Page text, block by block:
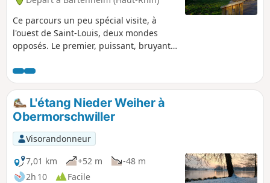
Ce parcours un peu spécial visite, à
l'ouest de Saint-Louis, deux mondes
opposés. Le premier, puissant, bruyant
communication nord-sud, est
indispensable à l'activité économique.
Le second, fragile, paisible autour de
l'Étang du Ritty avec ses boisements et
prairies, est le corridor indispensable à
la faune entre la forêt de la Hardt au
nord et les zones humides de la Petite
Camargue à l'est. Le contraste est
étonnant.
L'étang Nieder Weiher à
Obermorschwiller
Visorandonneur
7,01 km
+52 m
-48 m
2h 10
Facile